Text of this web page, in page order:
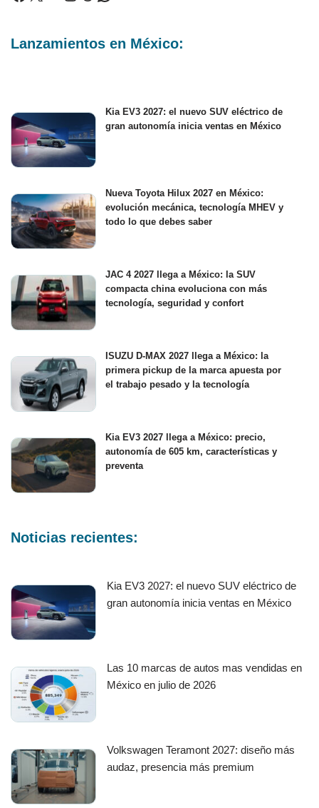
Lanzamientos en México:
Kia EV3 2027: el nuevo SUV eléctrico de
gran autonomía inicia ventas en México
Nueva Toyota Hilux 2027 en México:
evolución mecánica, tecnología MHEV y
todo lo que debes saber
JAC 4 2027 llega a México: la SUV
compacta china evoluciona con más
tecnología, seguridad y confort
ISUZU D-MAX 2027 llega a México: la
primera pickup de la marca apuesta por
el trabajo pesado y la tecnología
Kia EV3 2027 llega a México: precio,
autonomía de 605 km, características y
preventa
Noticias recientes:
Kia EV3 2027: el nuevo SUV eléctrico de
gran autonomía inicia ventas en México
Las 10 marcas de autos mas vendidas en
México en julio de 2026
Volkswagen Teramont 2027: diseño más
audaz, presencia más premium